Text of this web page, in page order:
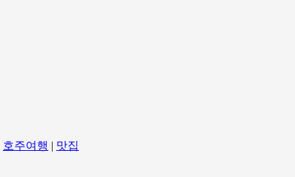
호주여행 | 맛집